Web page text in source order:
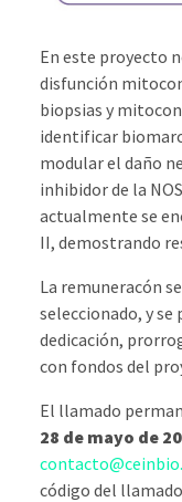
En este proyecto
disfunción
biopsias y
identificar
modular el daño
inhibidor de la
actualmente se
II, demostrando
La remuneracón
seleccionado, y se
dedicación,
con fondos del
El llamado
28 de mayo de
código del